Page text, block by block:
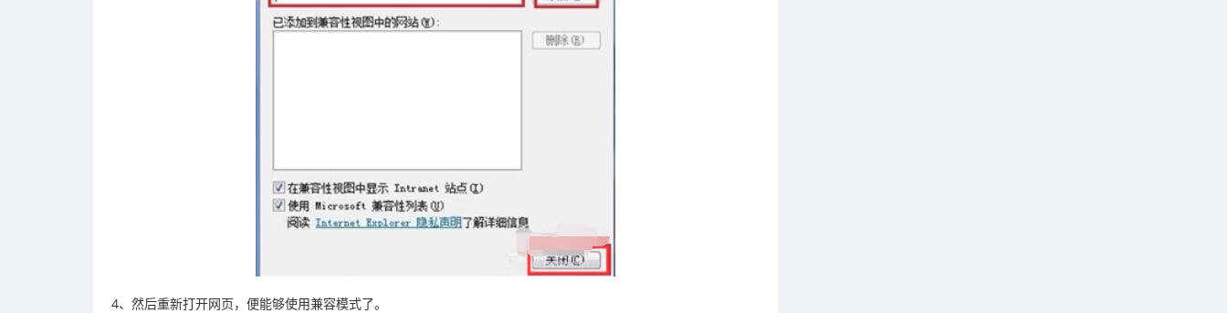
4、然后重新打开网页，便能够使用兼容模式了。